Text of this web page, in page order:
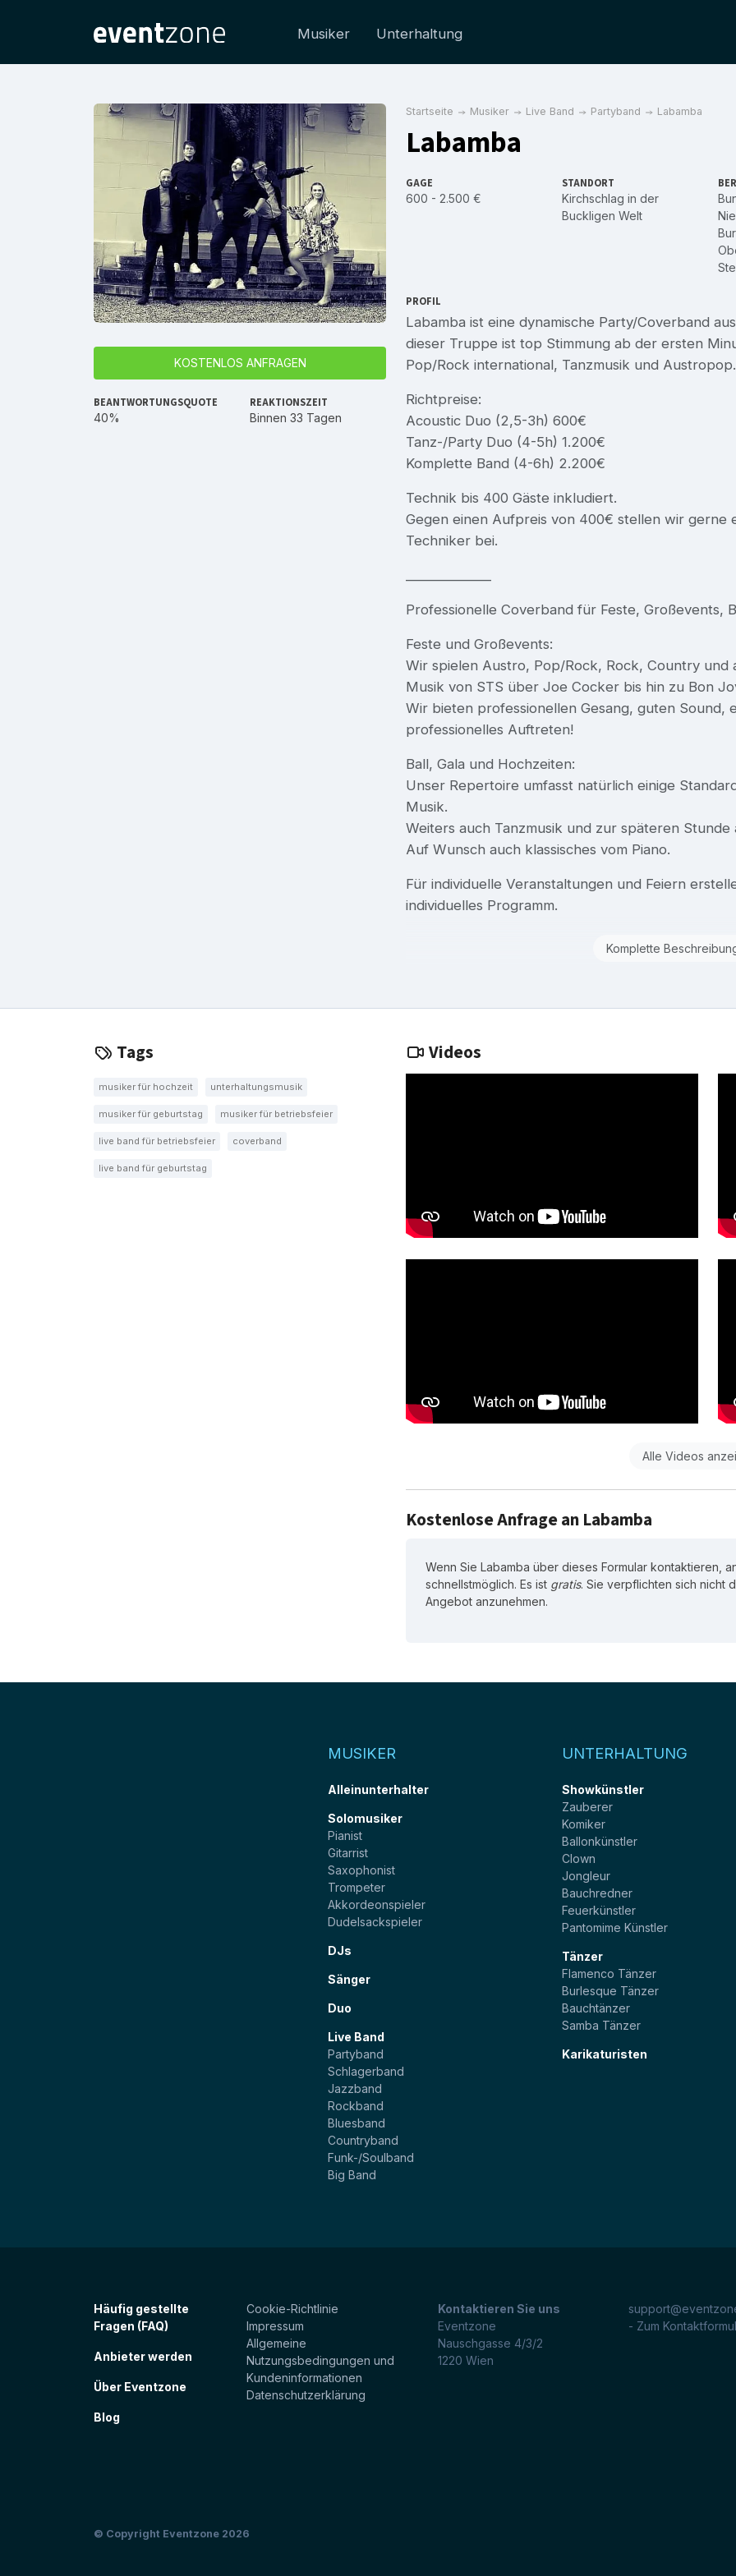
Musiker Unterhaltung
KOSTENLOS ANFRAGEN
BEANTWORTUNGSQUOTE
40%
REAKTIONSZEIT
Binnen 33 Tagen
Startseite Musiker Live Band Partyband Labamba
Labamba
GAGE
600 - 2.500 €
STANDORT
Kirchschlag in der
Buckligen Welt
PROFIL
Labamba ist eine dynamische Party/Coverband
dieser Truppe ist top Stimmung ab der ersten
Pop/Rock international, Tanzmusik und Austropop.
Richtpreise:
Acoustic Duo (2,5-3h) 600€
Tanz-/Party Duo (4-5h) 1.200€
Komplette Band (4-6h) 2.200€
Technik bis 400 Gäste inkludiert.
Gegen einen Aufpreis von 400€ stellen wir gerne
Techniker bei.
Professionelle Coverband für Feste, Großevents,
Feste und Großevents:
Wir spielen Austro, Pop/Rock, Rock, Country und
Musik von STS über Joe Cocker bis hin zu Bon
Wir bieten professionellen Gesang, guten Sound,
professionelles Auftreten!
Ball, Gala und Hochzeiten:
Unser Repertoire umfasst natürlich einige
Musik.
Weiters auch Tanzmusik und zur späteren Stunde
Auf Wunsch auch klassisches vom Piano.
Für individuelle Veranstaltungen und Feiern
individuelles Programm.
Komplette
Tags
musiker für hochzeit unterhaltungsmusik
musiker für geburtstag musiker für betriebsfeier
live band für betriebsfeier coverband
live band für geburtstag
Videos
Alle Videos
Kostenlose Anfrage an Labamba
Wenn Sie Labamba über dieses Formular kontaktieren,
schnellstmöglich. Es ist gratis. Sie verpflichten sich nicht
Angebot anzunehmen.
MUSIKER
Alleinunterhalter
Solomusiker
Pianist
Gitarrist
Saxophonist
Trompeter
Akkordeonspieler
Dudelsackspieler
DJs
Sänger
Duo
Live Band
Partyband
Schlagerband
Jazzband
Rockband
Bluesband
Countryband
Funk-/Soulband
Big Band
UNTERHALTUNG
Showkünstler
Zauberer
Komiker
Ballonkünstler
Clown
Jongleur
Bauchredner
Feuerkünstler
Pantomime Künstler
Tänzer
Flamenco Tänzer
Burlesque Tänzer
Bauchtänzer
Samba Tänzer
Karikaturisten
Häufig gestellte
Fragen (FAQ)
Anbieter werden
Über Eventzone
Blog
Cookie-Richtlinie
Impressum
Allgemeine
Nutzungsbedingungen und
Kundeninformationen
Datenschutzerklärung
Kontaktieren Sie uns
Eventzone
Nauschgasse 4/3/2
1220 Wien
- Zum
© Copyright Eventzone 2026